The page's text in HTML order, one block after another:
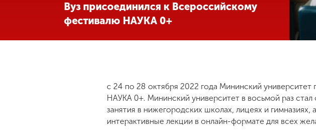
Другие виды
Вуз присоединился к Всероссийскому
фестивалю НАУКА 0+
с 24 по 28 октября 2022 года Мининский университет
НАУКА 0+. Мининский университет в восьмой раз
занятия в нижегородских школах, лицеях и
интерактивные лекции в онлайн-формате для всех